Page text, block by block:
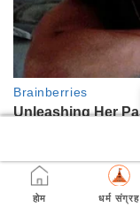
होम धर्म संग्रह